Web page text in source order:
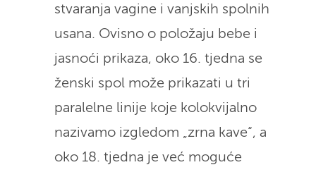
stvaranja vagine i vanjskih spolnih
usana. Ovisno o položaju bebe i
jasnoći prikaza, oko 16. tjedna se
ženski spol može prikazati u tri
paralelne linije koje kolokvijalno
nazivamo izgledom „zrna kave“, a
oko 18. tjedna je već moguće